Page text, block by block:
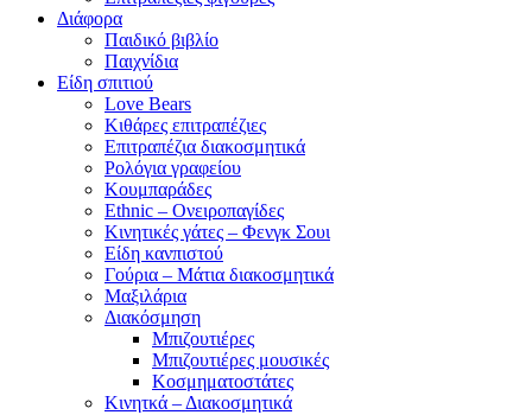
Διάφορα
Παιδικό βιβλίο
Παιχνίδια
Είδη σπιτιού
Love Bears
Κιθάρες επιτραπέζιες
Επιτραπέζια διακοσμητικά
Ρολόγια γραφείου
Κουμπαράδες
Ethnic – Ονειροπαγίδες
Κινητικές γάτες – Φενγκ Σουι
Είδη κανπιστού
Γούρια – Μάτια διακοσμητικά
Μαξιλάρια
Διακόσμηση
Μπιζουτιέρες
Μπιζουτιέρες μουσικές
Κοσμηματοστάτες
Κινητκά – Διακοσμητικά